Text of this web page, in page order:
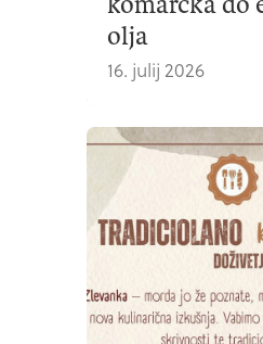
olja
16. julij 2026